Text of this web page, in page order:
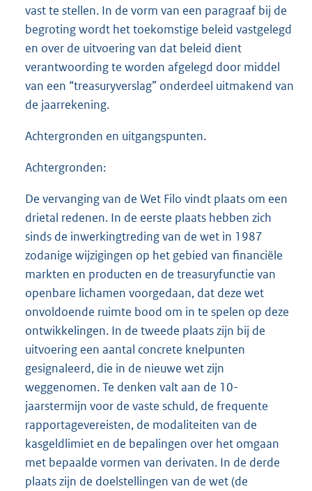
vast te stellen. In de vorm van een paragraaf bij de
begroting wordt het toekomstige beleid vastgelegd
en over de uitvoering van dat beleid dient
verantwoording te worden afgelegd door middel
van een “treasuryverslag” onderdeel uitmakend van
de jaarrekening.
Achtergronden en uitgangspunten.
Achtergronden:
De vervanging van de Wet Filo vindt plaats om een
drietal redenen. In de eerste plaats hebben zich
sinds de inwerkingtreding van de wet in 1987
zodanige wijzigingen op het gebied van financiële
markten en producten en de treasuryfunctie van
openbare lichamen voorgedaan, dat deze wet
onvoldoende ruimte bood om in te spelen op deze
ontwikkelingen. In de tweede plaats zijn bij de
uitvoering een aantal concrete knelpunten
gesignaleerd, die in de nieuwe wet zijn
weggenomen. Te denken valt aan de 10-
jaarstermijn voor de vaste schuld, de frequente
rapportagevereisten, de modaliteiten van de
kasgeldlimiet en de bepalingen over het omgaan
met bepaalde vormen van derivaten. In de derde
plaats zijn de doelstellingen van de wet (de